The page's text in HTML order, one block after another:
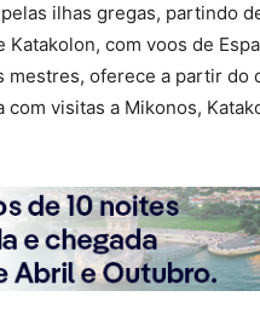
ilhas gregas, partindo
Katakolon, com voos de
mestres, oferece a partir do
com visitas a Mikonos,